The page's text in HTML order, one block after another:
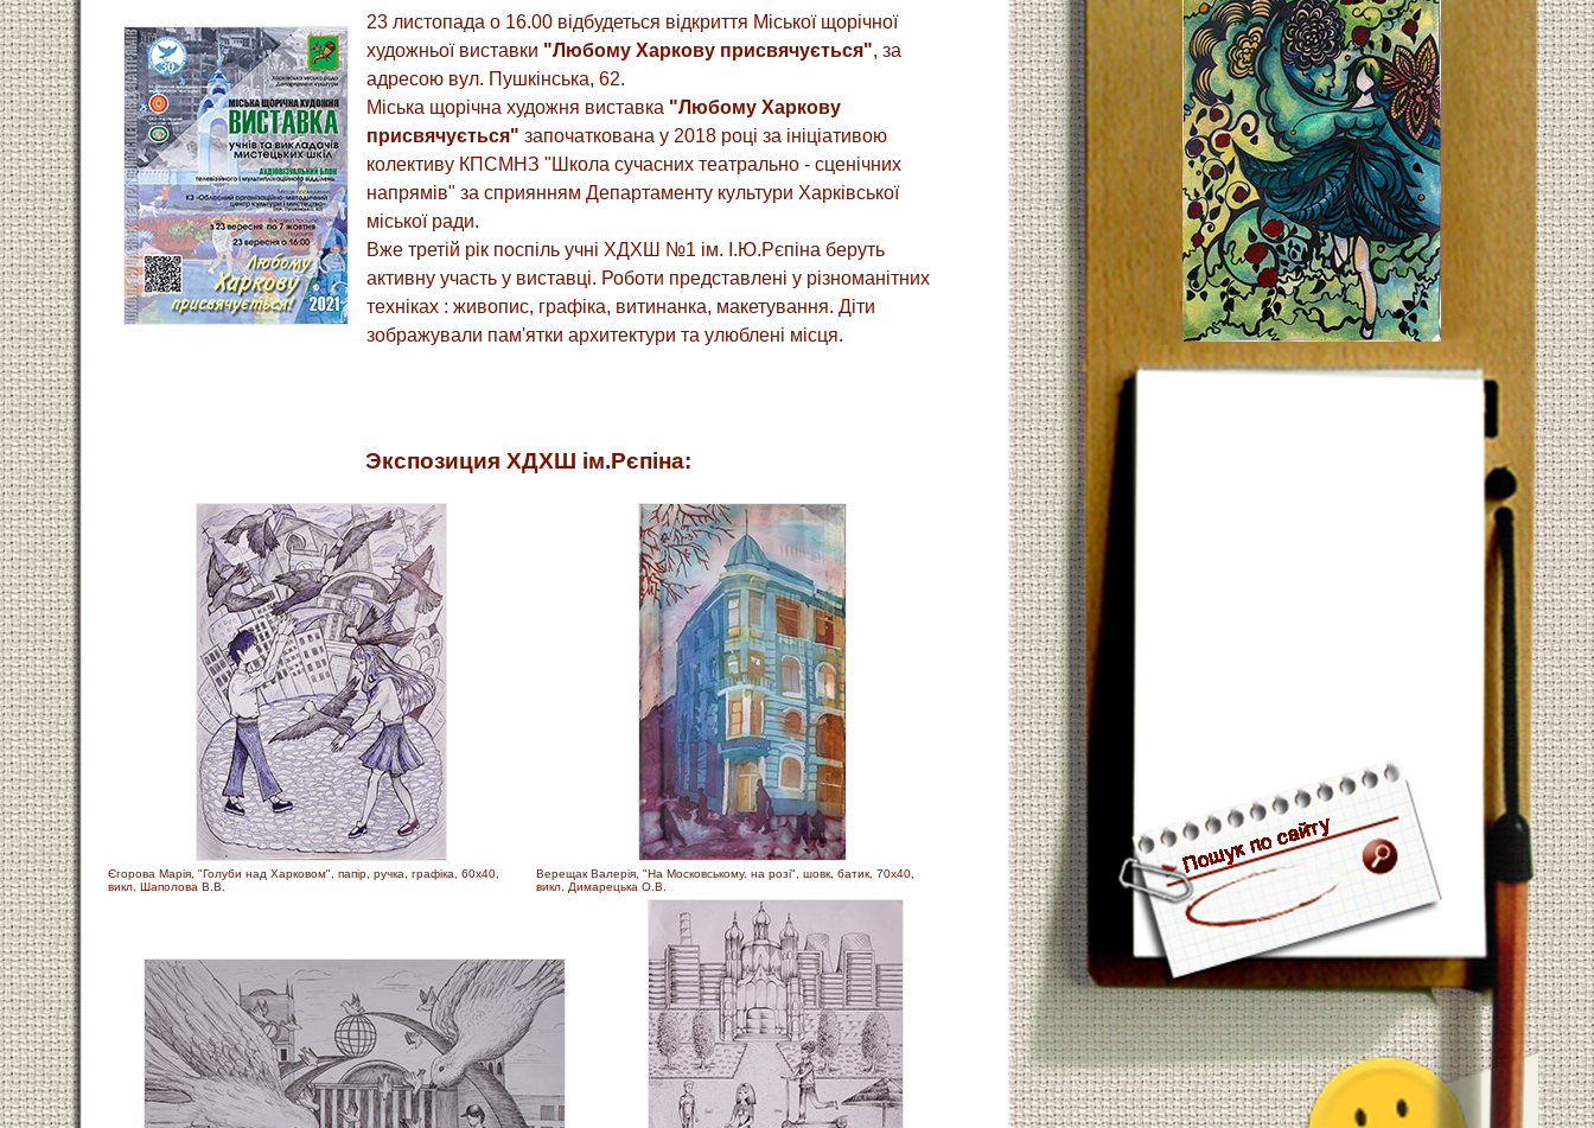
23 листопада о 16.00 відбудеться відкриття Міської щорічної
художньої виставки "Любому Харкову присвячується", за
адресою вул. Пушкінська, 62.
Міська щорічна художня виставка "Любому Харкову
присвячується" започаткована у 2018 році за ініціативою
колективу КПСМНЗ "Школа сучасних театрально - сценічних
напрямів" за сприянням Департаменту культури Харківської
міської ради.
Вже третій рік поспіль учні ХДХШ №1 ім. І.Ю.Рєпіна беруть
активну участь у виставці. Роботи представлені у різноманітних
техніках : живопис, графіка, витинанка, макетування. Діти
зображували пам'ятки архитектури та улюблені місця.
Экспозиция ХДХШ ім.Рєпіна:
Єгорова Марія, "Голуби над Харковом", папір, ручка, графіка, 60х40,
викл. Шаполова В.В.
Верещак Валерія, "На Московському. на розі", шовк, батик, 70х40,
викл. Димарецька О.В.